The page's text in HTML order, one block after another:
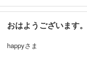
おはようございます。
happyさま